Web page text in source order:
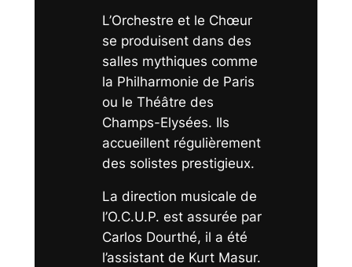
L’Orchestre et le Chœur
se produisent dans des
salles mythiques comme
la Philharmonie de Paris
ou le Théâtre des
Champs-Elysées. Ils
accueillent régulièrement
des solistes prestigieux.
La direction musicale de
l’O.C.U.P. est assurée par
Carlos Dourthé, il a été
l’assistant de Kurt Masur.